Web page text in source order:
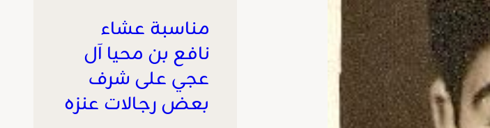
مناسبة عشاء
نافع بن محيا آل
عجي على شرف
بعض رجالات عنزه